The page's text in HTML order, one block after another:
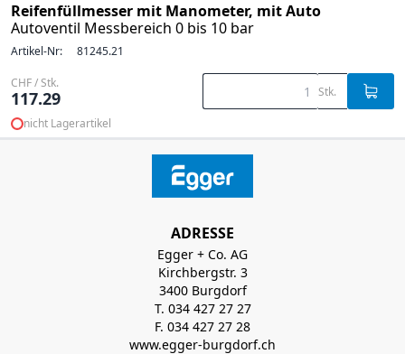
Reifenfüllmesser mit Manometer, mit Auto
Autoventil Messbereich 0 bis 10 bar
Artikel-Nr: 81245.21
CHF / Stk.
117.29 Stk.
nicht Lagerartikel
ADRESSE
Egger + Co. AG
Kirchbergstr. 3
3400 Burgdorf
T. 034 427 27 27
F. 034 427 27 28
www.egger-burgdorf.ch